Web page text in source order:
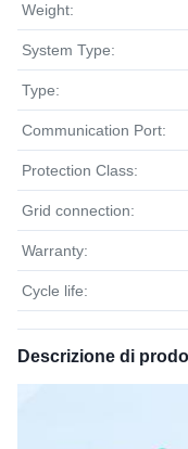
Weight:
System Type:
Type:
Communication Port:
Protection Class:
Grid connection:
Warranty:
Cycle life:
Descrizione di